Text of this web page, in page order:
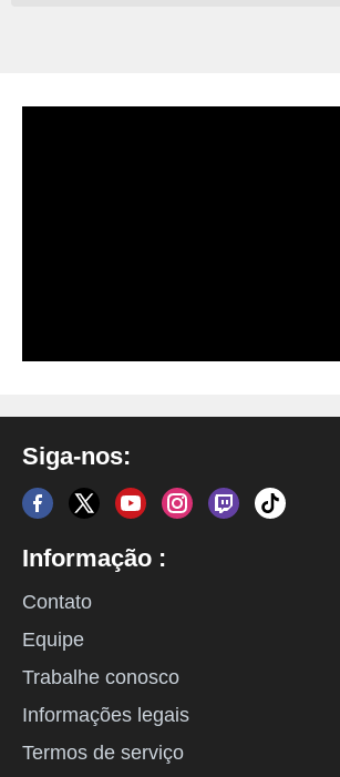
Siga-nos:
Informação :
Contato
Equipe
Trabalhe conosco
Informações legais
Termos de serviço